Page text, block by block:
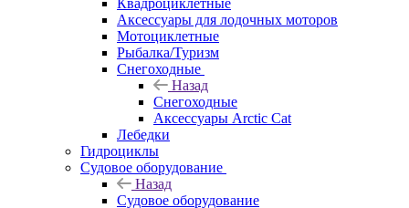
Квадроциклетные
Аксессуары для лодочных моторов
Мотоциклетные
Рыбалка/Туризм
Снегоходные
Назад
Снегоходные
Аксессуары Arctic Cat
Лебедки
Гидроциклы
Судовое оборудование
Назад
Судовое оборудование